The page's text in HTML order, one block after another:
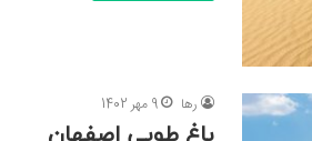
رها 9 مهر 1402